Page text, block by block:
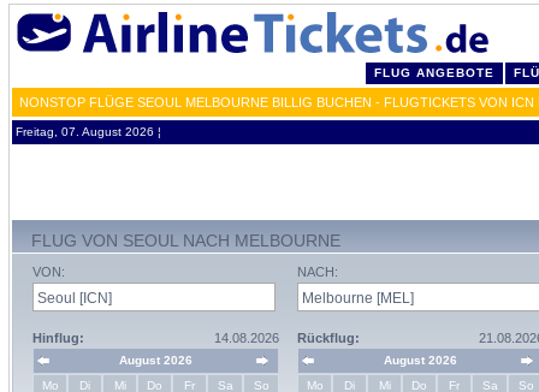
FLUG ANGEBOTE
NONSTOP FLÜGE SEOUL MELBOURNE BILLIG BUCHEN - FLUGTICKETS VON ICN
Freitag, 07. August 2026 ¦
FLUG VON SEOUL NACH MELBOURNE
VON:
Hinflug: 14.08.2026
August 2026
Mo
Di Mi Do Fr Sa So
NACH:
Rückflug:
August 2026
Mo
Di Mi Do Fr Sa So